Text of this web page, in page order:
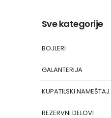
Sve kategorije
BOJLERI
GALANTERIJA
KUPATILSKI NAMEŠTAJ
REZERVNI DELOVI